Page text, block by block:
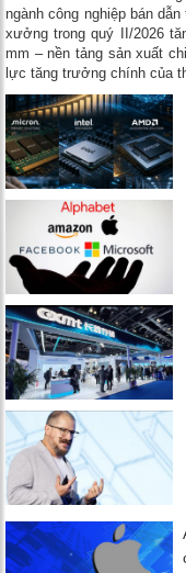
ngành công nghiệp bán
xưởng trong quý II/2026
mm – nền tảng sản xuất
lực tăng trưởng chính của